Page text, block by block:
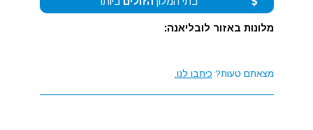
מלונות באזור לובליאנה:
מצאתם טעות? כיתבו לנו.